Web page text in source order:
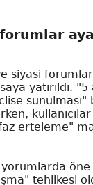
siyasi
yatırıldı.
sunulması"
erteleme"
öne
tehlikesi